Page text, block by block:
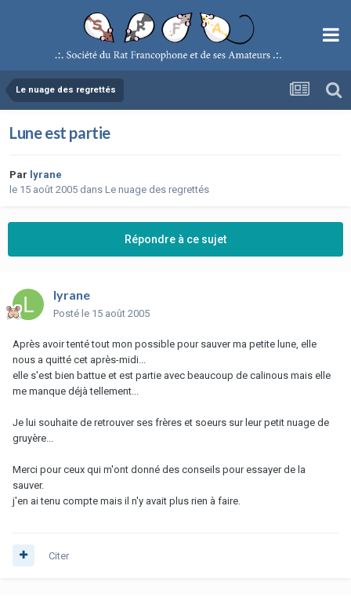
Le nuage des regrettés
Lune est partie
Par lyrane
le 15 août 2005 dans Le nuage des regrettés
Répondre à ce sujet
lyrane
Posté le 15 août 2005
Après avoir tenté tout mon possible pour sauver ma petite lune, elle
nous a quitté cet après-midi...
elle s'est bien battue et est partie avec beaucoup de calinous mais elle
me manque déjà tellement...
Je lui souhaite de retrouver ses frères et soeurs sur leur petit nuage de
gruyère...
Merci pour ceux qui m'ont donné des conseils pour essayer de la
sauver.
j'en ai tenu compte mais il n'y avait plus rien à faire.
Citer